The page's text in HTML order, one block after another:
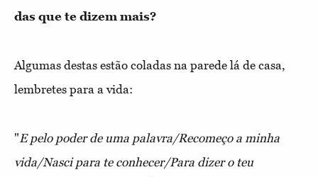
das que te dizem mais?
Algumas destas estão coladas na parede lá de casa,
lembretes para a vida:
"E pelo poder de uma palavra/Recomeço a minha
vida/Nasci para te conhecer/Para dizer o teu